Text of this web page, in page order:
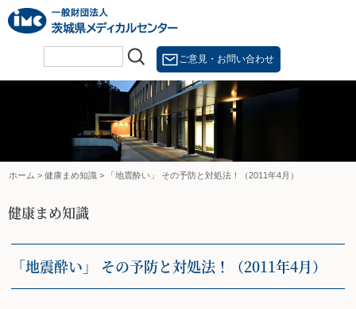
Skip
to
content
ご意見・お問い合わせ
ホーム > 健康まめ知識 > 「地震酔い」 その予防と対処法！（2011年4月）
健康まめ知識
「地震酔い」 その予防と対処法！（2011年4月）